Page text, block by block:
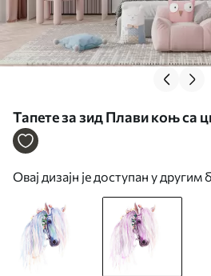
Тапете за зид Плави коњ са
љубичастим бојама бр.
Овај дизајн је доступан у другим